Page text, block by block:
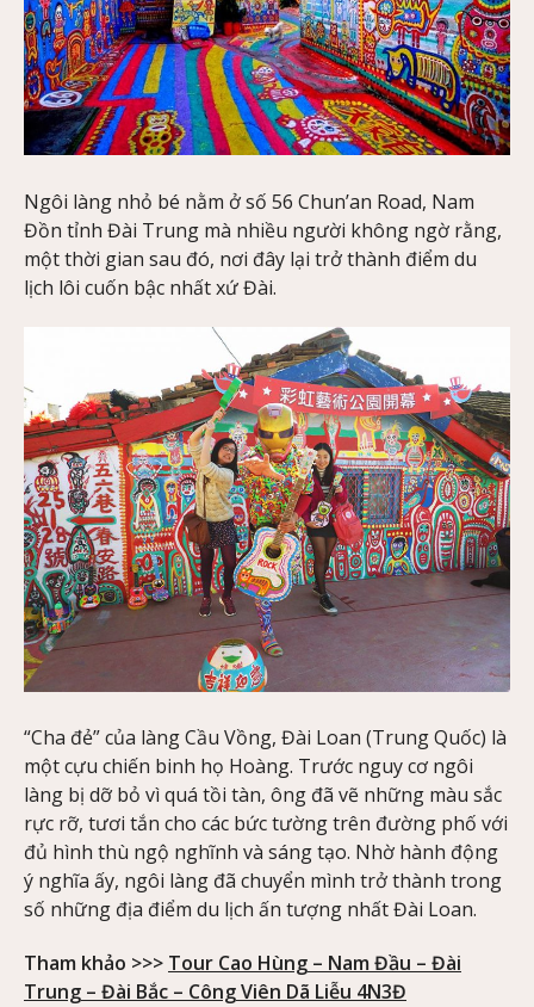
Ngôi làng nhỏ bé nằm ở số 56 Chun’an Road, Nam
Đồn tỉnh Đài Trung mà nhiều người không ngờ rằng,
một thời gian sau đó, nơi đây lại trở thành điểm du
lịch lôi cuốn bậc nhất xứ Đài.
“Cha đẻ” của làng Cầu Vồng, Đài Loan (Trung Quốc) là
một cựu chiến binh họ Hoàng. Trước nguy cơ ngôi
làng bị dỡ bỏ vì quá tồi tàn, ông đã vẽ những màu sắc
rực rỡ, tươi tắn cho các bức tường trên đường phố với
đủ hình thù ngộ nghĩnh và sáng tạo. Nhờ hành động
ý nghĩa ấy, ngôi làng đã chuyển mình trở thành trong
số những địa điểm du lịch ấn tượng nhất Đài Loan.
Tham khảo >>> Tour Cao Hùng – Nam Đầu – Đài
Trung – Đài Bắc – Công Viên Dã Liễu 4N3Đ